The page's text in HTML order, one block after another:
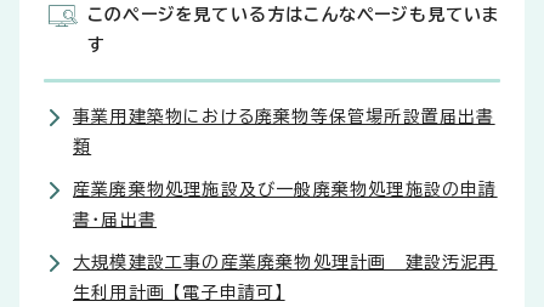
このページを見ている方はこんなページも見ていま
す
事業用建築物における廃棄物等保管場所設置届出書
類
産業廃棄物処理施設及び一般廃棄物処理施設の申請
書・届出書
大規模建設工事の産業廃棄物処理計画 建設汚泥再
生利用計画 【電子申請可】